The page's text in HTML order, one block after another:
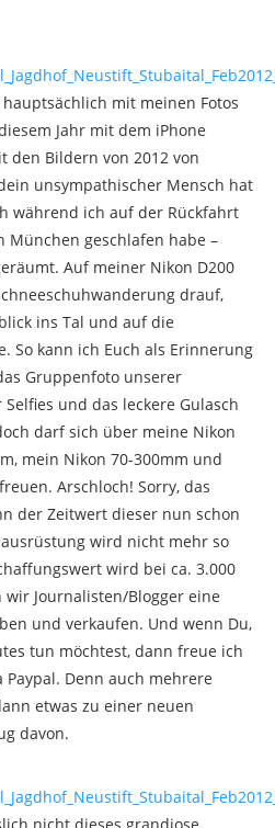
mit meinen Fotos
Jahr mit dem iPhone
den Bildern von 2012 von
unsympathischer Mensch hat
während ich auf der Rückfahrt
München geschlafen habe –
Auf meiner Nikon D200
drauf,
ins Tal und auf die
So kann ich Euch als Erinnerung
Gruppenfoto unserer
und das leckere Gulasch
darf sich über meine Nikon
mein Nikon 70-300mm und
Arschloch! Sorry, das
der Zeitwert dieser nun schon
wird nicht mehr so
wird bei ca. 3.000
Journalisten/Blogger eine
und verkaufen. Und wenn Du,
tun möchtest, dann freue ich
Denn auch mehrere
etwas zu einer neuen
davon.